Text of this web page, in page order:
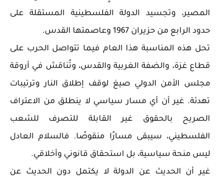
المصير، وتجسيد الدولة الفلسطينية المستقلة على
حدود الرابع من حزيران 1967 وعاصمتها القدس.
تحل هذه المناسبة هذا العام فيما تتواصل الحرب على
قطاع غزة، والضفة الغربية والقدس، وتُناقش في أروقة
مجلس الأمن الدولي صيغ لوقف إطلاق النار وترتيبات
تهدئة. غير أن أي مسار سياسي لا ينطلق من الاعتراف
الصريح بالحقوق غير القابلة للتصرف للشعب
الفلسطيني، سيبقى مسارًا منقوصًا. فالسلام العادل
ليس منحة سياسية، بل استحقاق قانوني وأخلاقي.
غير أن الحديث عن الدولة لا يكتمل دون الحديث عن